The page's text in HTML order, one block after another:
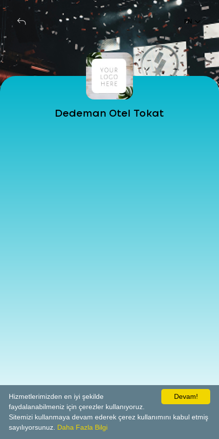
EN
Dedeman Otel Tokat
Devam!
Hizmetlerimizden en iyi şekilde
faydalanabilmeniz için çerezler kullanıyoruz.
Sitemizi kullanmaya devam ederek çerez kullanımını kabul etmiş
sayılıyorsunuz. Daha Fazla Bilgi